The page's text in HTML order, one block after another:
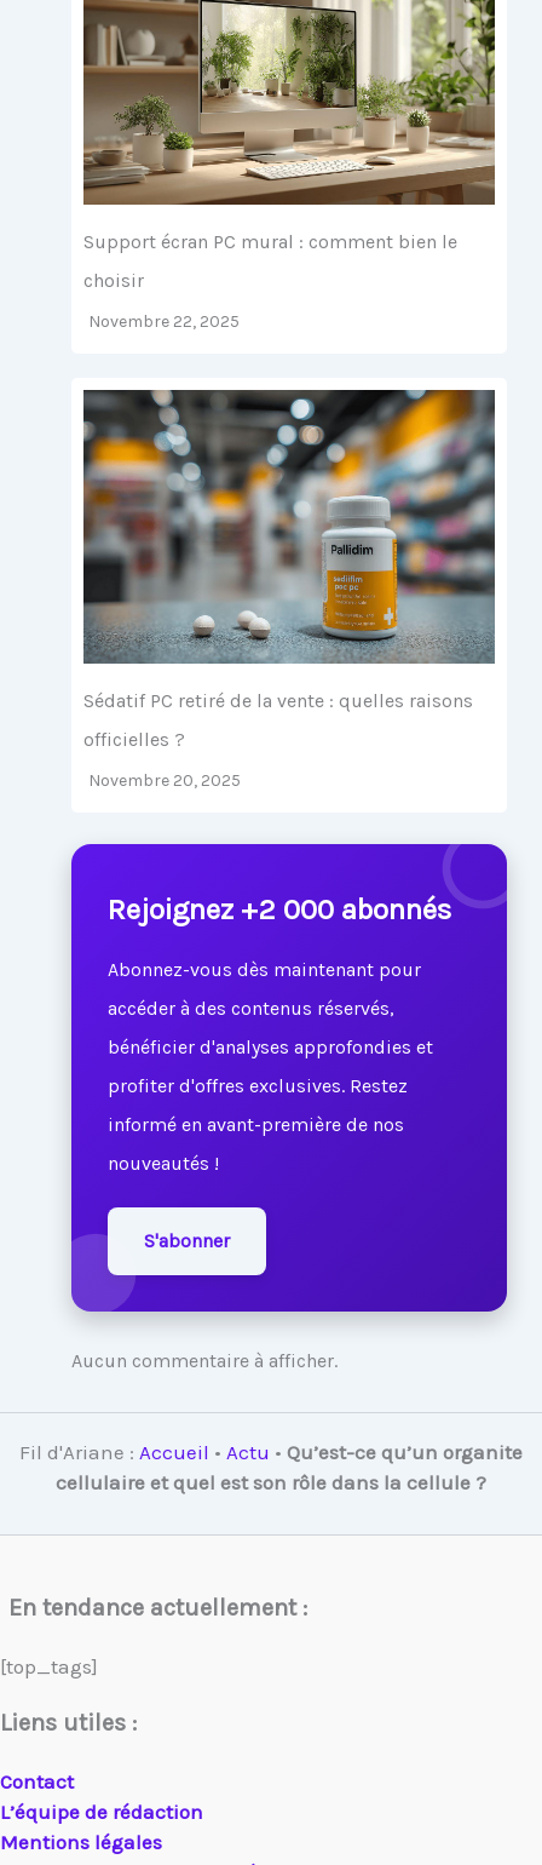
Support écran PC mural : comment bien le
choisir
Novembre 22, 2025
Sédatif PC retiré de la vente : quelles raisons
officielles ?
Novembre 20, 2025
Rejoignez +2 000 abonnés
Abonnez-vous dès maintenant pour
accéder à des contenus réservés,
bénéficier d'analyses approfondies et
profiter d'offres exclusives. Restez
informé en avant-première de nos
nouveautés !
S'abonner
Aucun commentaire à afficher.
Fil d'Ariane : Accueil • Actu • Qu’est-ce qu’un organite
cellulaire et quel est son rôle dans la cellule ?
En tendance actuellement :
[top_tags]
Liens utiles :
Contact
L’équipe de rédaction
Mentions légales